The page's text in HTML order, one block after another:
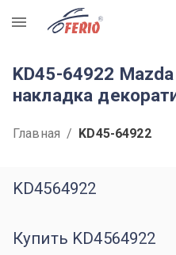
R
KD45-64922
накладка
Главная / KD45-64922
KD4564922
Купить KD4564922